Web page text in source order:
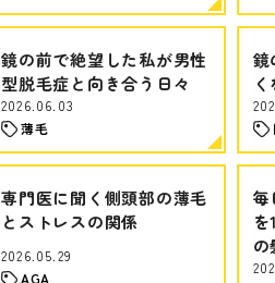
鏡の前で絶望した私が男性
型脱毛症と向き合う日々
2026.06.03
薄毛
鏡
専門医に聞く側頭部の薄毛
とストレスの関係
2026.05.29
AGA
毎
の